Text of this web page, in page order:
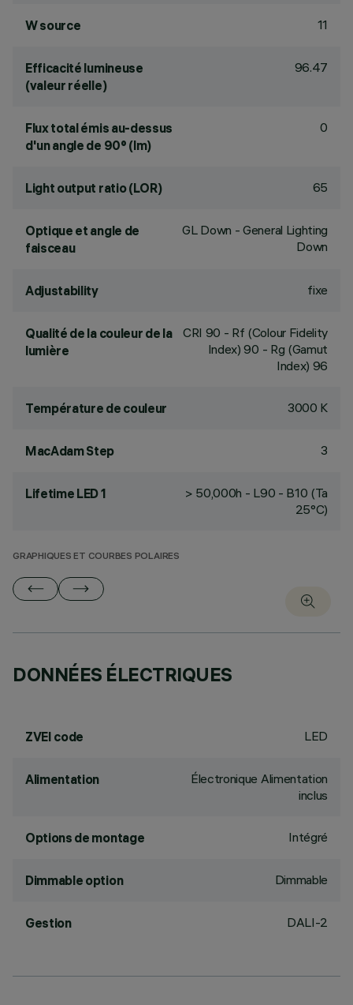
W source 11
Efficacité lumineuse
(valeur réelle)
96.47
Flux total émis au-dessus
d'un angle de 90° (lm)
0
Light output ratio (LOR) 65
Optique et angle de
faisceau
GL Down - General Lighting
Down
Adjustability fixe
Qualité de la couleur de la
lumière
CRI 90 - Rf (Colour Fidelity
Index) 90 - Rg (Gamut
Index) 96
Température de couleur 3000 K
MacAdam Step 3
Lifetime LED 1
> 50,000h - L90 - B10 (Ta
25°C)
GRAPHIQUES ET COURBES POLAIRES
DONNÉES ÉLECTRIQUES
ZVEI code LED
Alimentation
Électronique Alimentation
inclus
Options de montage Intégré
Dimmable option Dimmable
Gestion DALI-2